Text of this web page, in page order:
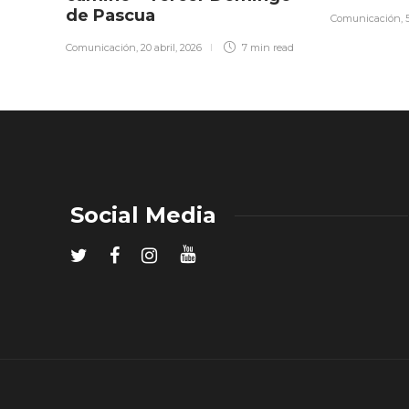
de Pascua
Comunicación, 20 abril, 2026 7 min read
Comunicación,
Social Media